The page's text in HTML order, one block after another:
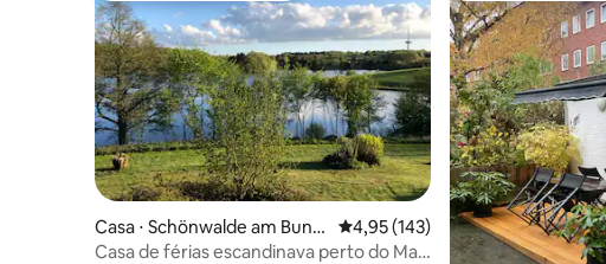
Casa ⋅ Schönwalde am Bung
sberg
4,95 de uma avaliação média de
4,95 (143)
Casa de férias escandinava perto do Mar